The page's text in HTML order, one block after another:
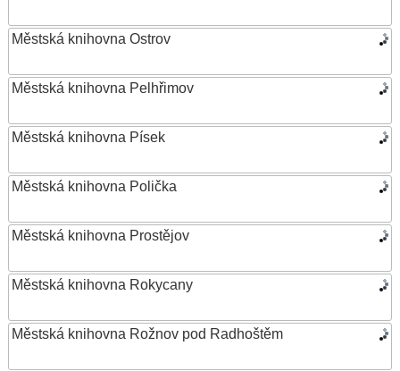
Městská knihovna Ostrov
Městská knihovna Pelhřimov
Městská knihovna Písek
Městská knihovna Polička
Městská knihovna Prostějov
Městská knihovna Rokycany
Městská knihovna Rožnov pod Radhoštěm